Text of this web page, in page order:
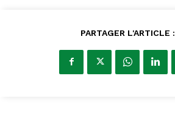
PARTAGER L'ARTICLE :